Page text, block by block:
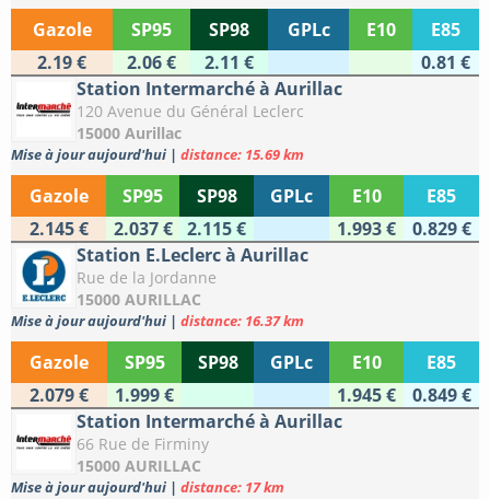
Gazole SP95 SP98 GPLc E10
E85
2.19 €
2.06 € 2.11 €
0.81 €
Station Intermarché à Aurillac
120 Avenue du Général Leclerc
15000 Aurillac
Mise à jour aujourd'hui | distance: 15.69 km
Gazole SP95 SP98 GPLc E10
E85
2.145 €
2.037 € 2.115 € 1.993 €
0.829 €
Station E.Leclerc à Aurillac
Rue de la Jordanne
15000 AURILLAC
Mise à jour aujourd'hui | distance: 16.37 km
Gazole SP95 SP98 GPLc E10
E85
2.079 €
1.999 € 1.945 €
0.849 €
Station Intermarché à Aurillac
66 Rue de Firminy
15000 AURILLAC
Mise à jour aujourd'hui | distance: 17 km